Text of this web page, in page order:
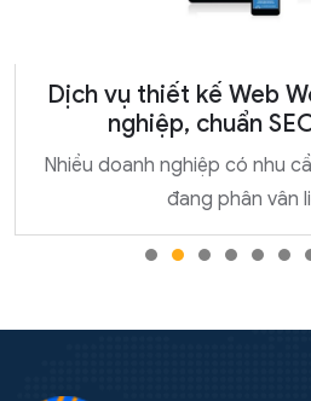
Dịch vụ thiết kế Web
nghiệp, chuẩn
Nhiều doanh nghiệp có nhu
đang phân vân